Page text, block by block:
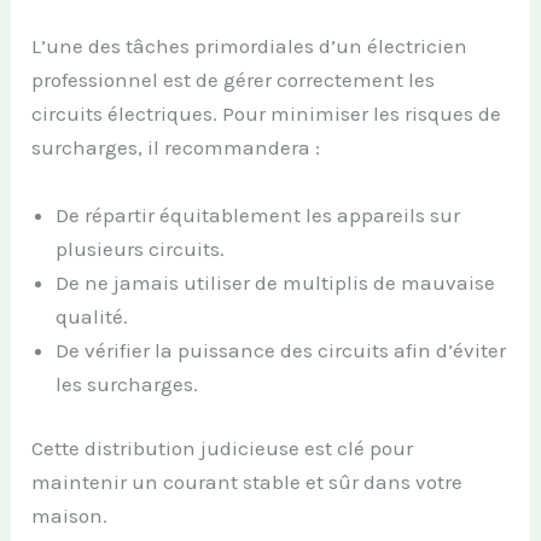
L’une des tâches primordiales d’un électricien
professionnel est de gérer correctement les
circuits électriques. Pour minimiser les risques de
surcharges, il recommandera :
De répartir équitablement les appareils sur
plusieurs circuits.
De ne jamais utiliser de multiplis de mauvaise
qualité.
De vérifier la puissance des circuits afin d’éviter
les surcharges.
Cette distribution judicieuse est clé pour
maintenir un courant stable et sûr dans votre
maison.